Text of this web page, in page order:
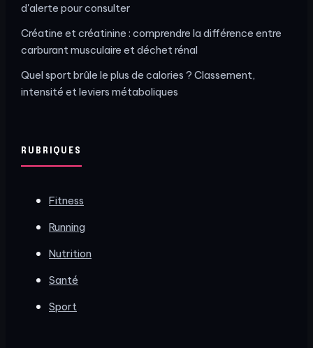
d'alerte pour consulter
Créatine et créatinine : comprendre la différence entre
carburant musculaire et déchet rénal
Quel sport brûle le plus de calories ? Classement,
intensité et leviers métaboliques
RUBRIQUES
Fitness
Running
Nutrition
Santé
Sport